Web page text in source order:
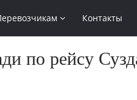
Контакты
по рейсу